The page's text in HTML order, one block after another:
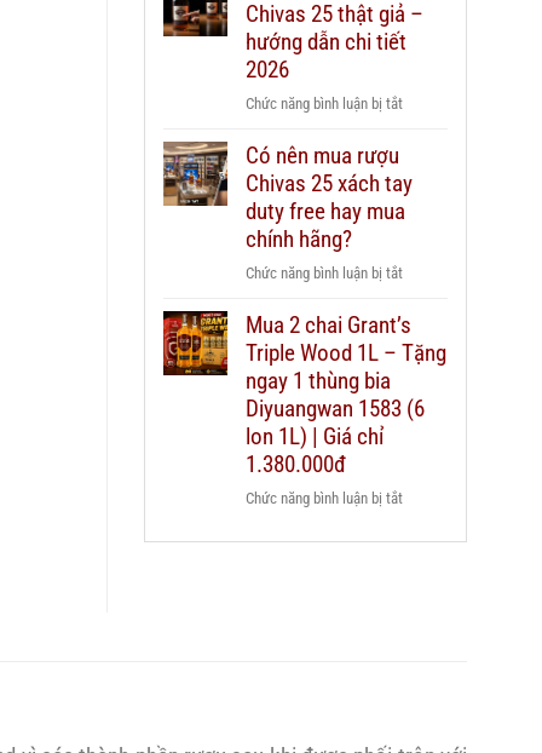
chọn
loại
12,
18,
–
loại
nào
quà
biếu?
Chivas 25 thật giả –
hướng dẫn chi tiết
2026
Chức năng bình luận bị tắtở
tra
rượu
thật
–
hướng
chi
Có nên mua rượu
Chivas 25 xách tay
duty free hay mua
chính hãng?
Chức năng bình luận bị tắtở
nên
mua
Chivas
25
duty
Mua 2 chai Grant’s
Triple Wood 1L – Tặng
ngay 1 thùng bia
Diyuangwan 1583 (6
lon 1L) | Giá chỉ
1.380.000đ
Chức năng bình luận bị tắtở
2